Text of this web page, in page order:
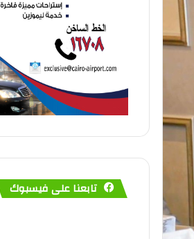
تابعنا على فيسبوك